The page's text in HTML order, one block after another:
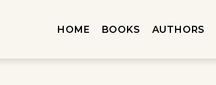
HOME BOOKS AUTHORS